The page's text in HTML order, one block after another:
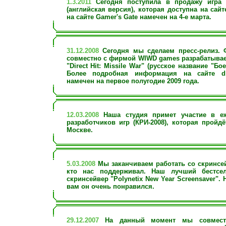
1.3.2011 Сегодня поступила в продажу
(английская версия), которая доступна на
на сайте Gamer's Gate намечен на 4-е марта.
31.12.2008Сегодня мы сделаем пресс-
совместно с фирмой WIWD games
"Direct Hit: Missile War" (русское название
Более подробная информация на сайте
намечен на первое полугодие 2009 года.
12.03.2008
Наша студия примет участие в
разработчиков игр (КРИ-2008), которая
Москве.
5.03.2008Мы заканчиваем работать со
кто нас поддерживал. Наш лучший
скринсейвер "Polynetix New Year Screensaver".
вам он очень понравился.
29.12.2007На данный момент мы